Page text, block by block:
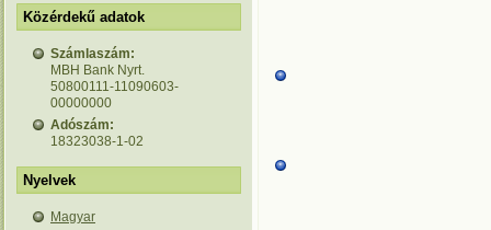
Közérdekű adatok
Számlaszám:
MBH Bank Nyrt.
50800111-11090603-
00000000
Adószám:
18323038-1-02
Nyelvek
Magyar